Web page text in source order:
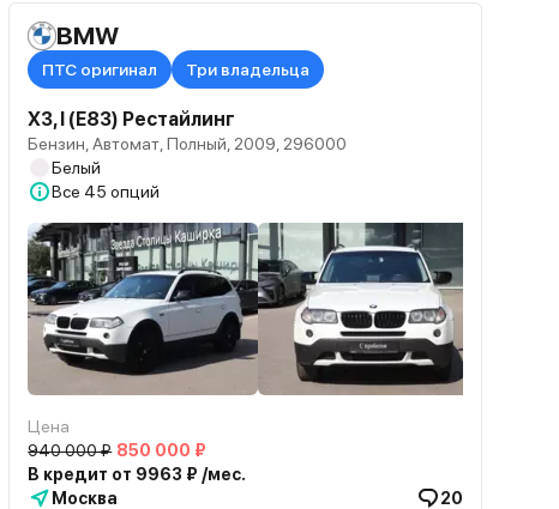
BMW
ПТС оригинал Три владельца
X3, I (E83) Рестайлинг
Бензин, Автомат, Полный, 2009, 296000
Белый
Все 45 опций
Цена
940 000 ₽ 850 000 ₽
В кредит от 9963 ₽ /мес.
Москва
20